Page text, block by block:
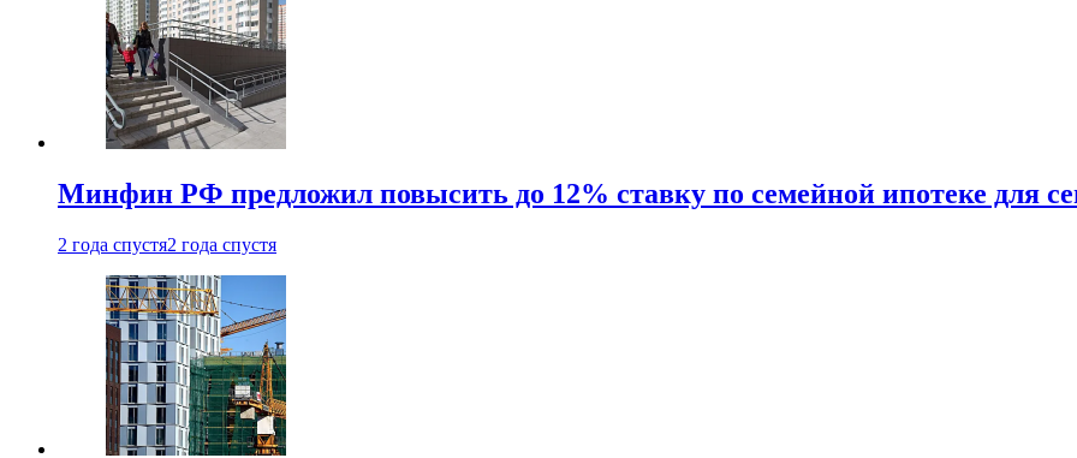
Минфин РФ предложил повысить до 12% ставку по семейной ипотеке для
2 года спустя2 года спустя